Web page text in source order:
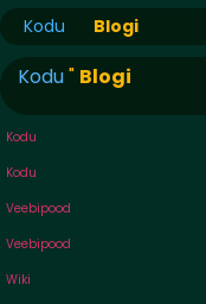
Kodu Blogi
Kodu" Blogi
Kodu
Kodu
Veebipood
Veebipood
Wiki